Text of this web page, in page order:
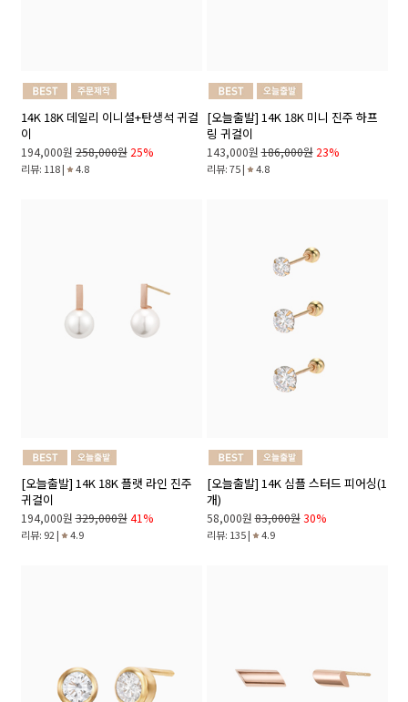
14K 18K 데일리 이니셜+탄생석 귀걸
이
194,000원 258,000원 25%
리뷰: 118 | 4.8
[오늘출발] 14K 18K 미니 진주 하프
링 귀걸이
143,000원 186,000원 23%
리뷰: 75 | 4.8
[오늘출발] 14K 18K 플랫 라인 진주
귀걸이
194,000원 329,000원 41%
리뷰: 92 | 4.9
[오늘출발] 14K 심플 스터드 피어싱(1
개)
58,000원 83,000원 30%
리뷰: 135 | 4.9